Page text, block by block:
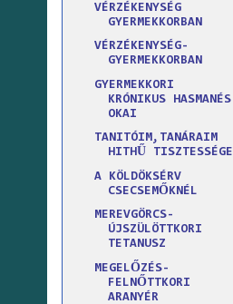
VÉRZÉKENYSÉG
GYERMEKKORBAN
VÉRZÉKENYSÉG-
GYERMEKKORBAN
GYERMEKKORI
KRÓNIKUS HASMANÉS
OKAI
TANITÓIM,TANÁRAIM
HITHŰ TISZTESSÉGE
A KÖLDÖKSÉRV
CSECSEMŐKNÉL
MEREVGÖRCS-
ÚJSZÜLÖTTKORI
TETANUSZ
MEGELŐZÉS-
FELNŐTTKORI
ARANYÉR